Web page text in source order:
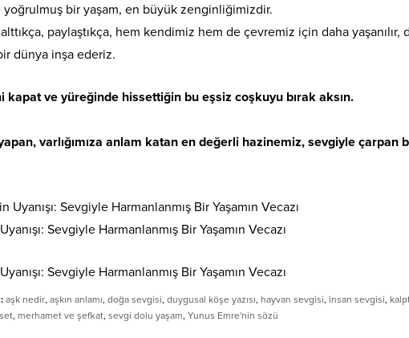
yoğrulmuş bir yaşam, en büyük zenginliğimizdir.
paylaştıkça, hem kendimiz hem de çevremiz için daha yaşanılır,
dünya inşa ederiz.
kapat ve yüreğinde hissettiğin bu eşsiz coşkuyu bırak aksın.
varlığımıza anlam katan en değerli hazinemiz, sevgiyle çarpan
Sevgiyle Harmanlanmış Bir Yaşamın Vecazı
Sevgiyle Harmanlanmış Bir Yaşamın Vecazı
aşk nedir, aşkın anlamı, doğa sevgisi, duygusal köşe yazısı, hayvan sevgisi, insan sevgisi,
, merhamet ve şefkat, sevgi dolu yaşam, Yunus Emre'nin sözü